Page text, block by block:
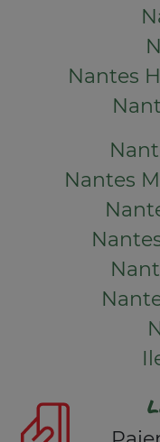
Nantes
Nantes